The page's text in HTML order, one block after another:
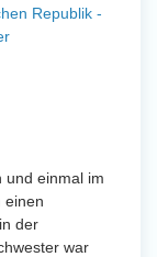
Republik -
und einmal im
einen
der
war